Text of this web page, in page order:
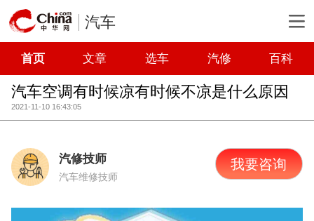
汽车
首页 文章 选车 汽修 百科
汽车空调有时候凉有时候不凉是什么原因
2021-11-10 16:43:05
汽修技师
汽车维修技师
我要咨询